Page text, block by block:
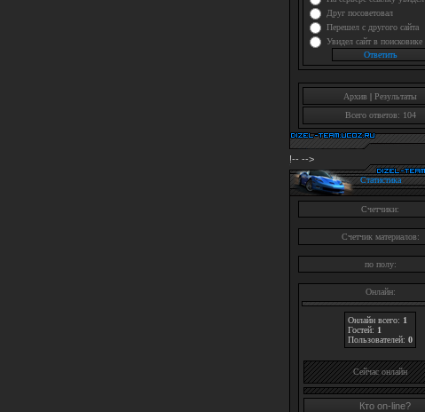
Друг посоветовал
Перешел с другого сайта
Увидел сайт в поисковике
Архив | Результаты
Всего ответов: 104
!-- -->
Статистика
Счетчики:
Счетчик материалов:
по полу:
Онлайн:
Онлайн всего: 1
Гостей: 1
Пользователей: 0
Cейчас онлайн
Кто on-line?